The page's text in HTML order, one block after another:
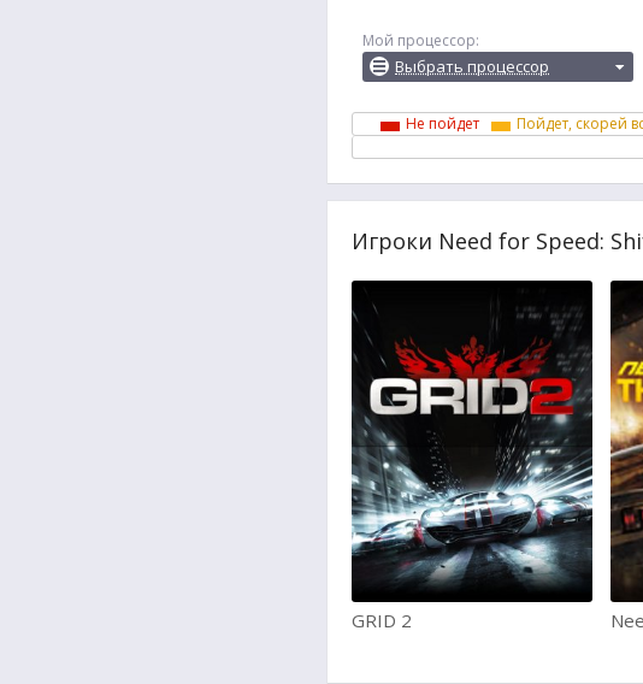
Мой процессор:
Выбрать процессор
Не пойдет Пойдет, скорей
Игроки Need for Speed:
GRID 2